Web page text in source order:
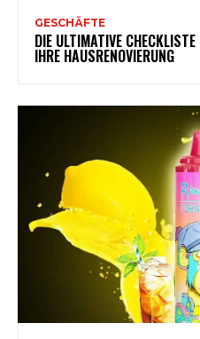
GESCHÄFTE
DIE ULTIMATIVE
IHRE HAUSRENOVIERUNG